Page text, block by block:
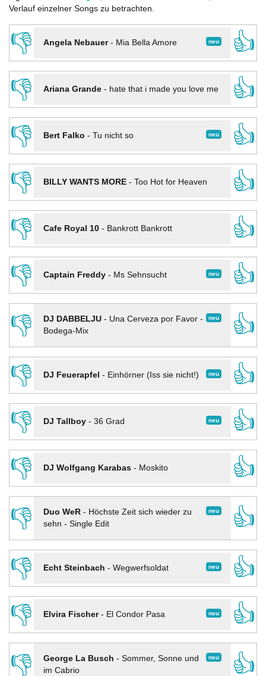
Verlauf einzelner Songs zu betrachten.
👎 neu
Angela Nebauer- Mia Bella Amore
👍
👎
Ariana Grande- hate that i made you love me
👍
👎
neu
Bert Falko - Tu nicht so
👍
👎
BILLY WANTS MORE- Too Hot for Heaven
👍
👎
Cafe Royal 10- Bankrott Bankrott
👍
👎
neu
Captain Freddy- Ms Sehnsucht
👍
👎
neu
DJ DABBELJU- Una Cerveza por Favor -
Bodega-Mix
👍
👎
neu
DJ Feuerapfel - Einhörner (Iss sie nicht!)
👍
👎
neu
DJ Tallboy- 36 Grad
👍
👎
DJ Wolfgang Karabas- Moskito
👍
👎
neu
Duo WeR- Höchste Zeit sich wieder zu
sehn - Single Edit
👍
👎
neu
Echt Steinbach - Wegwerfsoldat
👍
👎
neu
Elvira Fischer- El Condor Pasa
👍
👎
neu
George La Busch - Sommer, Sonne und
im Cabrio
👍